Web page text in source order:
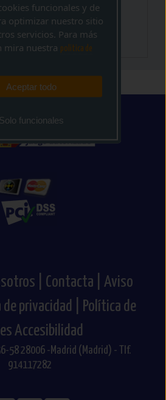
CESTA
| Contacta |
Aviso
privacidad |
Política de
Accesibilidad
56-58 28006 -Madrid (Madrid) - Tlf.
914117282
funcionales y de
optimizar nuestro sitio
servicios. Para más
mira nuestra politica de
Aceptar todo
Solo funcionales